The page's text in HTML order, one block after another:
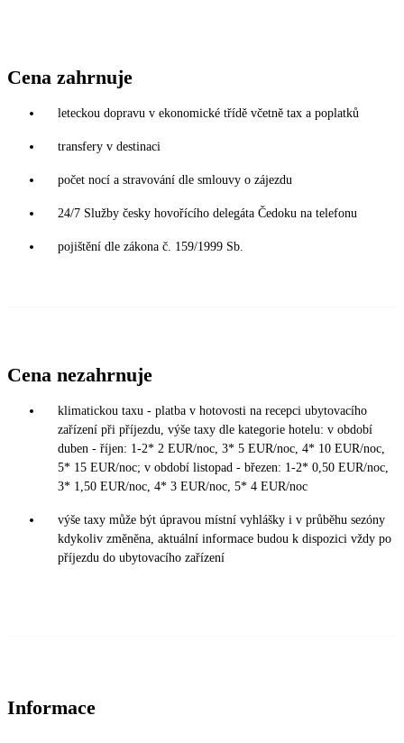
Cena zahrnuje
leteckou dopravu v ekonomické třídě včetně tax a poplatků
transfery v destinaci
počet nocí a stravování dle smlouvy o zájezdu
24/7 Služby česky hovořícího delegáta Čedoku na telefonu
pojištění dle zákona č. 159/1999 Sb.
Cena nezahrnuje
klimatickou taxu - platba v hotovosti na recepci ubytovacího
zařízení při příjezdu, výše taxy dle kategorie hotelu: v období
duben - říjen: 1-2* 2 EUR/noc, 3* 5 EUR/noc, 4* 10 EUR/noc,
5* 15 EUR/noc; v období listopad - březen: 1-2* 0,50 EUR/noc,
3* 1,50 EUR/noc, 4* 3 EUR/noc, 5* 4 EUR/noc
výše taxy může být úpravou místní vyhlášky i v průběhu sezóny
kdykoliv změněna, aktuální informace budou k dispozici vždy po
příjezdu do ubytovacího zařízení
Informace